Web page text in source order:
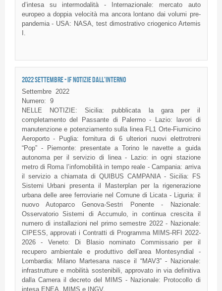
d’intesa su intermodalità - Internazionale: mercato auto
europeo a doppia velocità ma ancora lontano dai volumi pre-
pandemia - USA: NASA, test dimostrativo criogenico Artemis
I.
2022 SETTEMBRE - IF NOTIZIE DALL'INTERNO
Settembre 2022
Numero: 9
NELLE NOTIZIE: Sicilia: pubblicata la gara per il
completamento del Passante di Palermo - Lazio: lavori di
manutenzione e potenziamento sulla linea FL1 Orte-Fiumicino
Aeroporto - Puglia: fornitura di 6 ulteriori nuovi elettrotreni
“Pop” - Piemonte: presentate a Torino le navette a guida
autonoma per il servizio di linea - Lazio: in ogni stazione
metro di Roma l’infomobilità in tempo reale - Campania: arriva
il servizio a chiamata di QUIBUS CAMPANIA - Sicilia: FS
Sistemi Urbani presenta il Masterplan per la rigenerazione
urbana delle aree ferroviarie nel Comune di Licata - Liguria: il
nuovo Autoparco Genova-Sestri Ponente - Nazionale:
Osservatorio Sistemi di Accumulo, in continua crescita il
numero di installazioni nel primo semestre 2022 - Nazionale:
CIPESS, approvati i Contratti di Programma MIMS-RFI 2022-
2026 - Veneto: Di Blasio nominato Commissario per il
recupero ambientale e produttivo dell’area Montesyndial -
Lombardia: Milano Martesana nasce il “MAV3” - Nazionale:
infrastrutture e mobilità sostenibili, approvato in via definitiva
dalla Camera il decreto del MIMS - Nazionale: Protocollo di
intesa ENEA, MIMS e INGV.